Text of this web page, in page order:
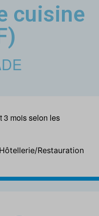
cuisine
3 mois selon les
Hôtellerie/Restauration